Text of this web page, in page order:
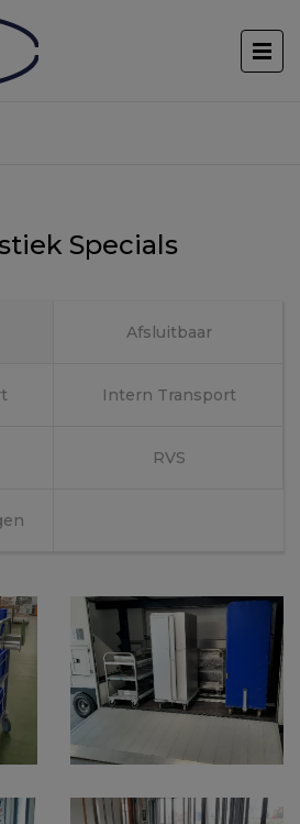
Specials
Afsluitbaar
Intern Transport
RVS